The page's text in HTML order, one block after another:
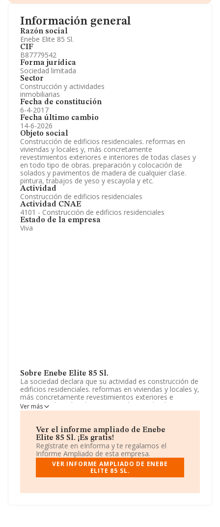
Información general
Razón social
Enebe Elite 85 Sl.
CIF
B87779542
Forma jurídica
Sociedad limitada
Sector
Construcción y actividades
inmobiliarias
Fecha de constitución
6-4-2017
Fecha último cambio
14-6-2026
Objeto social
Construcción de edificios residenciales. reformas en
viviendas y locales y, más concretamente
revestimientos exteriores e interiores de todas clases y
en todo tipo de obras. preparación y colocación de
solados y pavimentos de madera de cualquier clase.
pintura, trabajos de yeso y escayola y etc.
Actividad
Construcción de edificios residenciales
Actividad CNAE
4101 - Construcción de edificios residenciales
Estado de la empresa
Viva
Sobre Enebe Elite 85 Sl.
La sociedad declara que su actividad es construcción de
edificios residenciales. reformas en viviendas y locales y,
más concretamente revestimientos exteriores e
interiores de todas clases y en todo tipo de obras.
preparación y colocación de solados y pavimentos de
escayola y etc. La sociedad está inscrita en el Registro
Mercantil como Sociedad Limitada. Su actividad CNAE
es '%cnae%' con código 4101. La empresa no tiene
actividad en mercados exteriores.
Ha tenido un 20% más de empleados y atendiendo a los
datos disponibles en INFORMA, ese número ha estado
Ver más
Ver el informe ampliado de Enebe
Elite 85 Sl. ¡Es gratis!
Regístrate en eInforma y te regalamos el
Informe Ampliado de esta empresa.
VER INFORME AMPLIADO DE ENEBE
ELITE 85 SL.
Información oficial y registral complementaria.